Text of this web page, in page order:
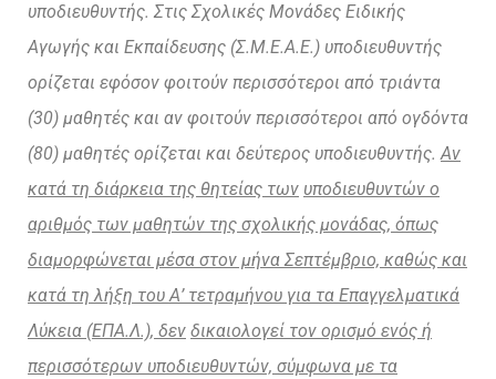
υποδιευθυντής. Στις Σχολικές Μονάδες Ειδικής
Αγωγής και Εκπαίδευσης (Σ.Μ.Ε.Α.Ε.) υποδιευθυντής
ορίζεται εφόσον φοιτούν περισσότεροι από τριάντα
(30) μαθητές και αν φοιτούν περισσότεροι από ογδόντα
(80) μαθητές ορίζεται και δεύτερος υποδιευθυντής.Αν
κατά τη διάρκεια της θητείας των υποδιευθυντών ο
αριθμός των μαθητών της σχολικής μονάδας, όπως
διαμορφώνεται μέσα στον μήναΣεπτέμβριο, καθώς και
κατά τη λήξη του Α’ τετραμήνου για τα Επαγγελματικά
Λύκεια (ΕΠΑ.Λ.), δεν δικαιολογεί τον ορισμό ενός ή
περισσότερων υποδιευθυντών, σύμφωνα με τα